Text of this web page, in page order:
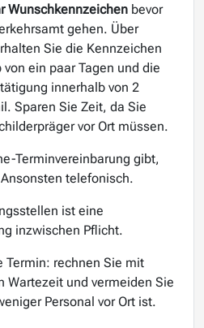
Wunschkennzeichen bevor
gehen. Über
Sie die Kennzeichen
ein paar Tagen und die
innerhalb von 2
Sparen Sie Zeit, da Sie
vor Ort müssen.
Terminvereinbarung gibt,
telefonisch.
ist eine
inzwischen Pflicht.
Termin: rechnen Sie mit
Wartezeit und vermeiden Sie
Personal vor Ort ist.